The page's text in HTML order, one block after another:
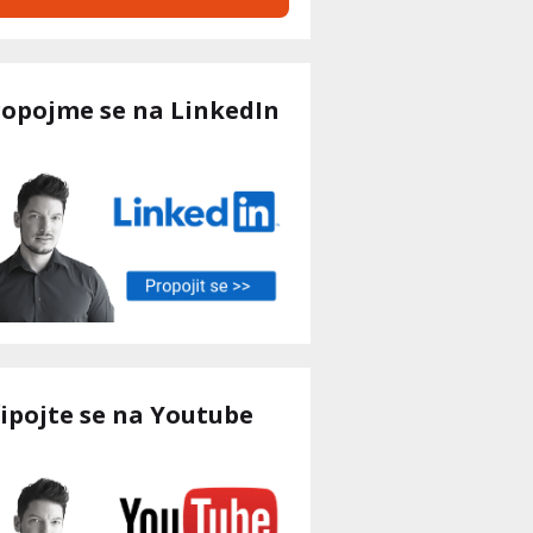
se na LinkedIn
se na Youtube